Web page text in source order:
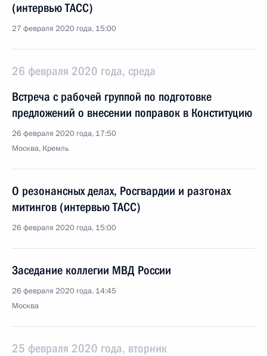
(интервью ТАСС)
27 февраля 2020 года, 15:00
26 февраля 2020 года, среда
Встреча с рабочей группой по подготовке
предложений о внесении поправок в Конституцию
26 февраля 2020 года, 17:50
Москва, Кремль
О резонансных делах, Росгвардии и разгонах
митингов (интервью ТАСС)
26 февраля 2020 года, 15:00
Заседание коллегии МВД России
26 февраля 2020 года, 14:45
Москва
25 февраля 2020 года, вторник